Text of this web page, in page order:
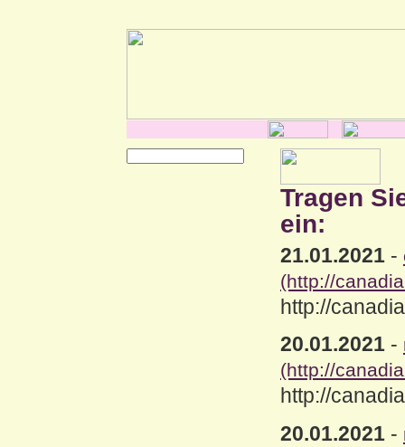
Tragen
ein:
21.01.2021 -
(http://
http://
20.01.2021 -
(http://
http://
20.01.2021 -